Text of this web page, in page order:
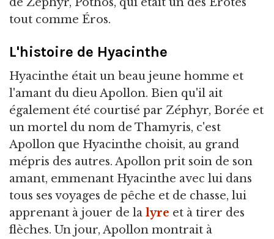
tout comme Éros.
L'histoire de Hyacinthe
Hyacinthe était un beau jeune homme et
l'amant du dieu Apollon. Bien qu'il ait
également été courtisé par Zéphyr, Borée et
un mortel du nom de Thamyris, c'est
Apollon que Hyacinthe choisit, au grand
mépris des autres. Apollon prit soin de son
amant, emmenant Hyacinthe avec lui dans
tous ses voyages de pêche et de chasse, lui
apprenant à jouer de la lyre et à tirer des
flèches. Un jour, Apollon montrait à